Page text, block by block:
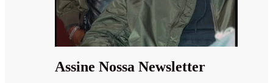
Assine Nossa Newsletter